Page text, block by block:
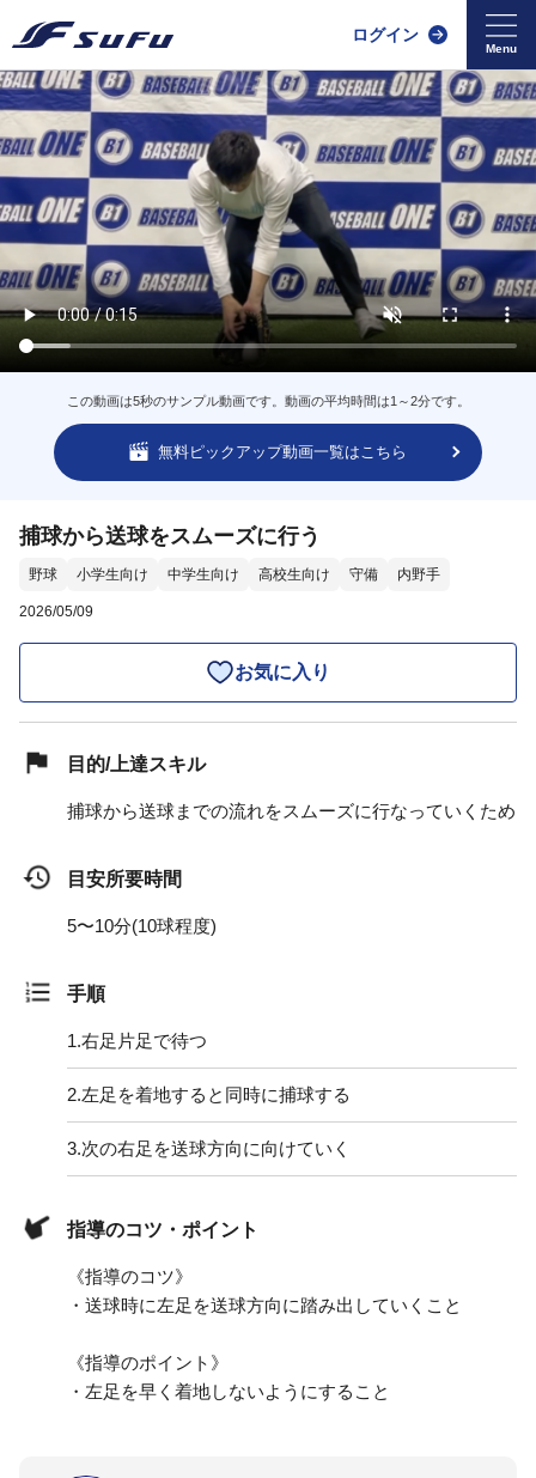
ログイン
この動画は5秒のサンプル動画です。動画の平均時間は1～2分です。
無料ピックアップ動画一覧はこちら
捕球から送球をスムーズに行う
野球 小学生向け 中学生向け 高校生向け 守備 内野手
2026/05/09
お気に入り
目的/上達スキル
捕球から送球までの流れをスムーズに行なっていくため
目安所要時間
5〜10分(10球程度)
手順
1.右足片足で待つ
2.左足を着地すると同時に捕球する
3.次の右足を送球方向に向けていく
指導のコツ・ポイント
《指導のコツ》
・送球時に左足を送球方向に踏み出していくこと
《指導のポイント》
・左足を早く着地しないようにすること